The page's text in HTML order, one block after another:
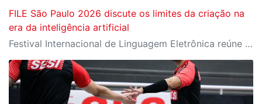
FILE São Paulo 2026 discute os limites da criação na
era da inteligência artificial
Festival Internacional de Linguagem Eletrônica reúne cerca de 150 obras de artistas de diversos países e convida o público a refletir sobre as novas relações entre arte, tecnologia e inteligência artificial